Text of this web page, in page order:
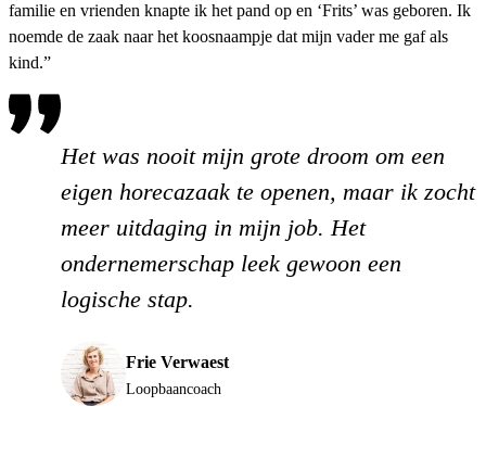
familie en vrienden knapte ik het pand op en ‘Frits’ was geboren. Ik
noemde de zaak naar het koosnaampje dat mijn vader me gaf als
kind.”
Het was nooit mijn grote droom om een
eigen horecazaak te openen, maar ik zocht
meer uitdaging in mijn job. Het
ondernemerschap leek gewoon een
logische stap.
Frie Verwaest
Loopbaancoach